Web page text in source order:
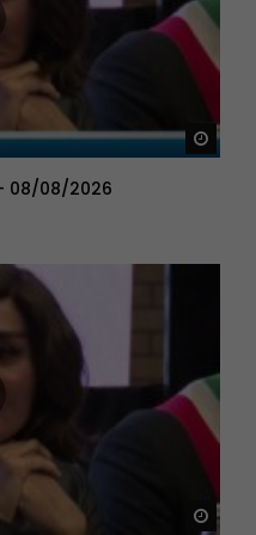
08/08/2026